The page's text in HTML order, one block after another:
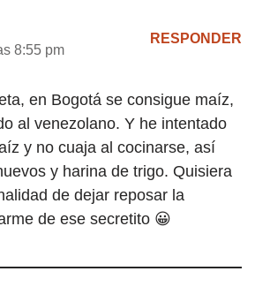
8:55 pm
RESPONDER
en Bogotá se consigue maíz,
al venezolano. Y he intentado
y no cuaja al cocinarse, así
y harina de trigo. Quisiera
de dejar reposar la
de ese secretito 😀